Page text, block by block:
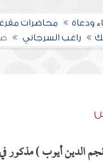
ودعاة
محاضرات
راغب السرجاني
الدين أيوب ) مذكور في